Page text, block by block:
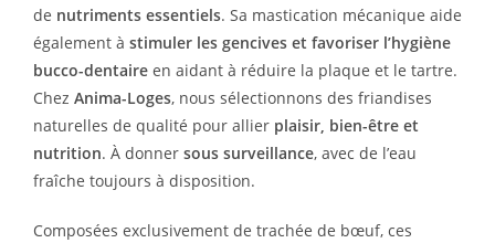
de nutriments essentiels. Sa mastication mécanique aide
également à stimuler les gencives et favoriser l’hygiène
bucco-dentaire en aidant à réduire la plaque et le tartre.
Chez Anima-Loges, nous sélectionnons des friandises
naturelles de qualité pour allier plaisir, bien-être et
nutrition. À donner sous surveillance, avec de l’eau
fraîche toujours à disposition.
Composées exclusivement de trachée de bœuf, ces